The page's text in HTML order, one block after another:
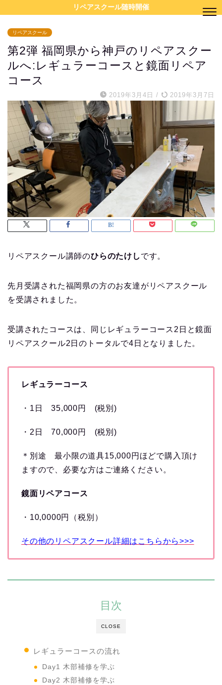
リペアスクール随時開催
リペアスクール
第2弾 福岡県から神戸のリペアスクー
ルへ:レギュラーコースと鏡面リペア
コース
2019年3月4日 / 2019年3月7日
リペアスクール講師のひらのたけし です。
先月受講された福岡県の方のお友達がリペアスクール
を受講されました。
受講されたコースは、同じレギュラーコース2日と鏡面
リペアスクール2日のトータルで4日となりました。
レギュラーコース
・1日 35,000円 (税別)
・2日 70,000円 (税別)
＊別途 最小限の道具15,000円ほどで購入頂け
ますので、必要な方はご連絡ください。
鏡面リペアコース
・10,0000円（税別）
その他のリペアスクール詳細はこちらから>>>
CLOSE
目次
レギュラーコースの流れ
Day1 木部補修を学ぶ
Day2 木部補修を学ぶ